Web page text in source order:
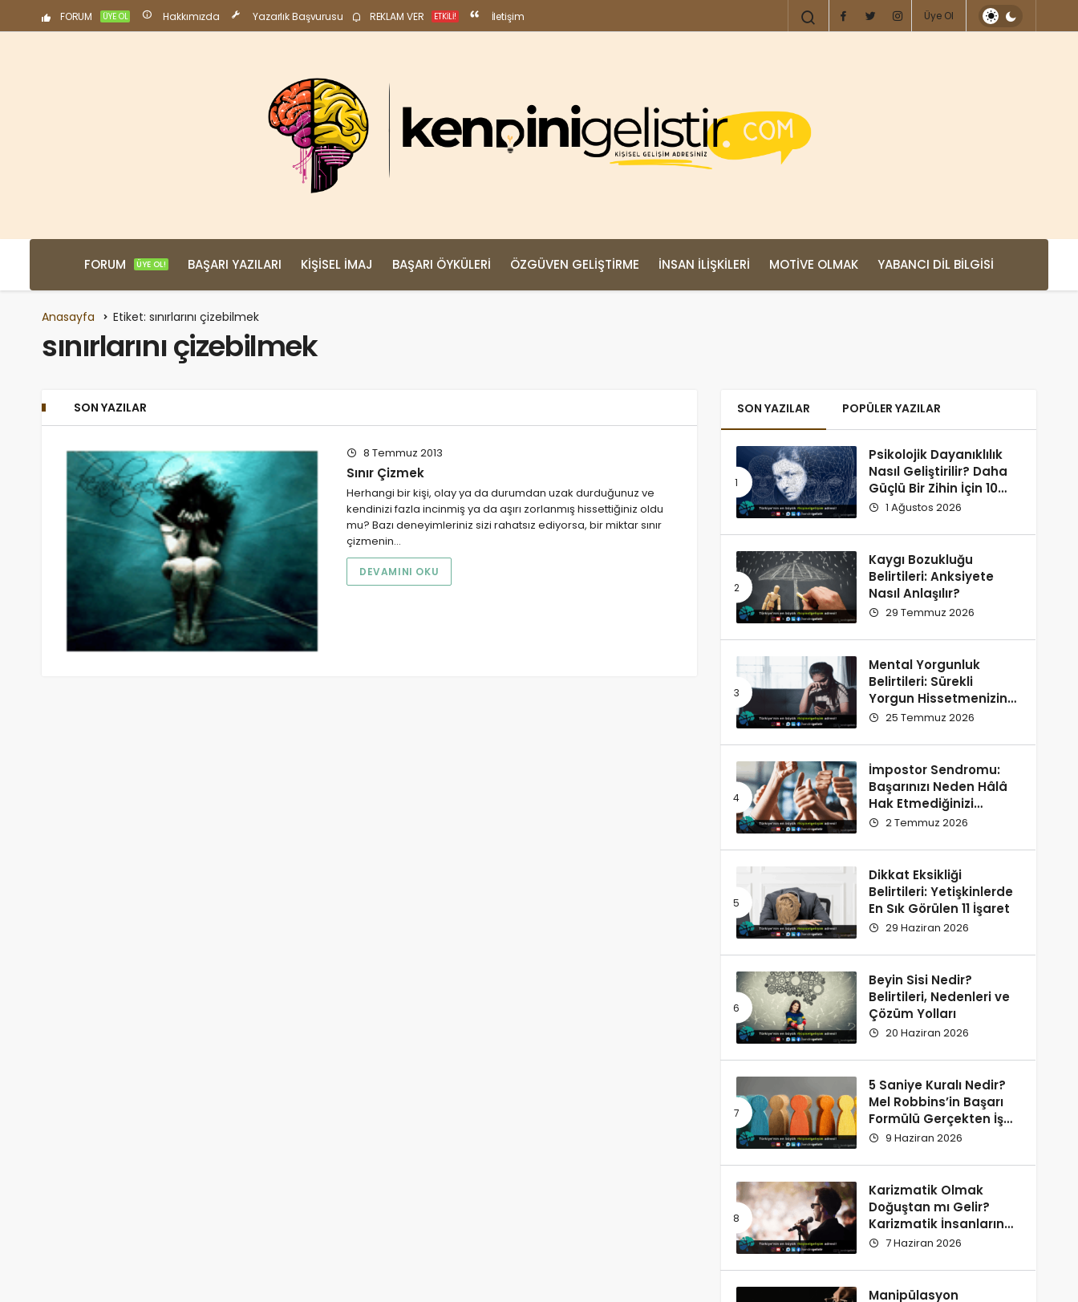
FORUM ÜYE OL Hakkımızda Yazarlık Başvurusu REKLAM VER ETKILI! İletişim Üye Ol
FORUM ÜYE OL! BAŞARI YAZILARI KIŞISEL İMAJ BAŞARI ÖYKÜLERI ÖZGÜVEN GELIŞTIRME İNSAN İLIŞKILERI MOTIVE OLMAK YABANCI DIL BILGISI
Anasayfa Etiket: sınırlarını çizebilmek
sınırlarını çizebilmek
SON YAZILAR
8 Temmuz 2013
Sınır Çizmek
Herhangi bir kişi, olay ya da durumdan uzak durduğunuz ve
kendinizi fazla incinmiş ya da aşırı zorlanmış hissettiğiniz oldu
mu? Bazı deneyimleriniz sizi rahatsız ediyorsa, bir miktar sınır
çizmenin…
DEVAMINI OKU
SON YAZILAR POPÜLER YAZILAR
Psikolojik Dayanıklılık
Nasıl Geliştirilir? Daha
Güçlü Bir Zihin İçin 10
Alışkanlık
1 Ağustos 2026
Kaygı Bozukluğu
Belirtileri: Anksiyete
Nasıl Anlaşılır?
29 Temmuz 2026
Mental Yorgunluk
Belirtileri: Sürekli
Yorgun Hissetmenizin
12 Olası Nedeni
25 Temmuz 2026
İmpostor Sendromu:
Başarınızı Neden Hâlâ
Hak Etmediğinizi
Düşünüyorsunuz?
2 Temmuz 2026
Dikkat Eksikliği
Belirtileri: Yetişkinlerde
En Sık Görülen 11 İşaret
29 Haziran 2026
Beyin Sisi Nedir?
Belirtileri, Nedenleri ve
Çözüm Yolları
20 Haziran 2026
5 Saniye Kuralı Nedir?
Mel Robbins’in Başarı
Formülü Gerçekten İşe
Yarıyor
9 Haziran 2026
Karizmatik Olmak
Doğuştan mı Gelir?
Karizmatik İnsanların
Ortak Özellikleri
7 Haziran 2026
Manipülasyon